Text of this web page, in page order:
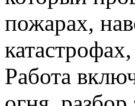
пожарах,
Работа